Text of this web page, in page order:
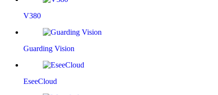
V380
Guarding Vision
EseeCloud